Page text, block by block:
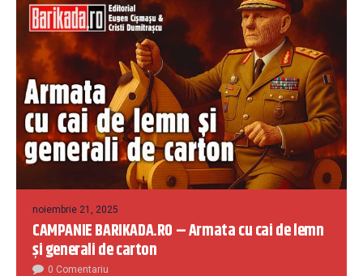
noiembrie 21, 2025
CAMPANIE BARIKADA.RO – Armata cu cai de lemn
și generali de carton
0 Comentariu